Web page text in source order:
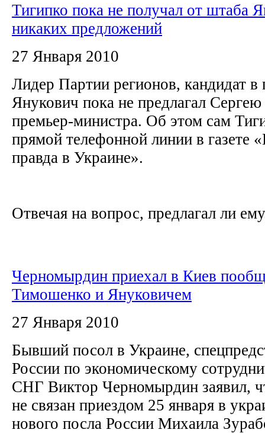
Тигипко пока не получал от штаба
никаких предложений
27 Января 2010
Лидер Партии регионов, кандидат
Янукович пока не предлагал
премьер-министра. Об этом сам
прямой телефонной линии в газете
правда в Украине».
Отвечая на вопрос, предлагал ли
Черномырдин приехал в Киев
Тимошенко и Януковичем
27 Января 2010
Бывший посол в Украине,
России по экономическому
СНГ Виктор Черномырдин заявил,
не связан приездом 25 января в
нового посла России Михаила